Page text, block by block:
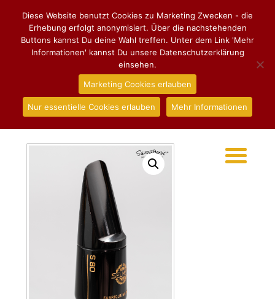
Start/ Mundstücke/Baritonsaxphon/ Mundstück Henri
Diese Website benutzt Cookies zu Marketing Zwecken - die
Erhebung erfolgt anonymisiert. Über die nachstehenden
Buttons kannst Du deine Wahl treffen. Unter dem Link 'Mehr
Informationen' kannst Du unsere Datenschutzerklärung
einsehen.
Marketing Cookies erlauben
Nur essentielle Cookies erlauben Mehr Informationen